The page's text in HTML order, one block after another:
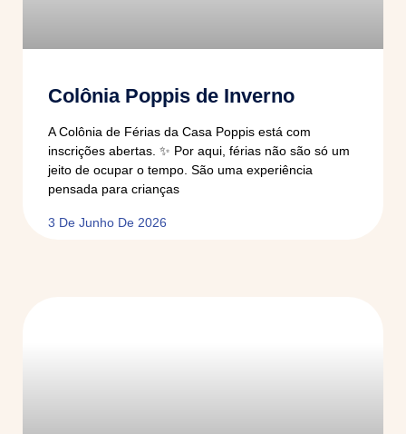
Colônia Poppis de Inverno
A Colônia de Férias da Casa Poppis está com
inscrições abertas. ✨ Por aqui, férias não são só um
jeito de ocupar o tempo. São uma experiência
pensada para crianças
3 De Junho De 2026